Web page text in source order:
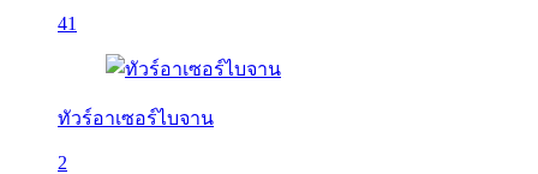
41
ทัวร์อาเซอร์ไบจาน
2